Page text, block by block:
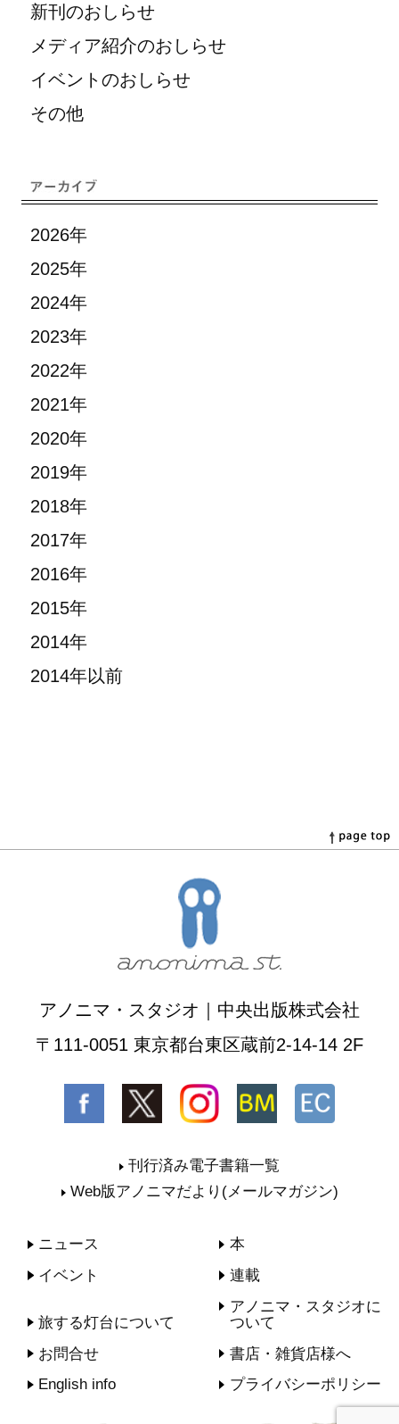
新刊のおしらせ
メディア紹介のおしらせ
イベントのおしらせ
その他
2026年
2025年
2024年
2023年
2022年
2021年
2020年
2019年
2018年
2017年
2016年
2015年
2014年
2014年以前
アノニマ・スタジオ｜中央出版株式会社
〒111-0051 東京都台東区蔵前2-14-14 2F
刊行済み電子書籍一覧
Web版アノニマだより(メールマガジン)
ニュース
本
イベント
連載
旅する灯台について
アノニマ・スタジオに
ついて
お問合せ
書店・雑貨店様へ
English info
プライバシーポリシー